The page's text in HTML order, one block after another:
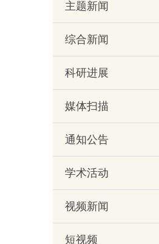
主题新闻
综合新闻
科研进展
媒体扫描
通知公告
学术活动
视频新闻
短视频